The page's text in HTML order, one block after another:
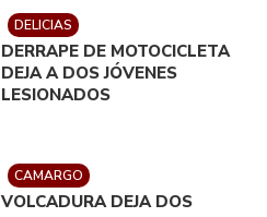
DELICIAS
DERRAPE DE MOTOCICLETA
DEJA A DOS JÓVENES
LESIONADOS
CAMARGO
VOLCADURA DEJA DOS